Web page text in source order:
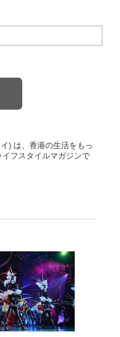
) は、香港の生活をもっ
フスタイルマガジンで